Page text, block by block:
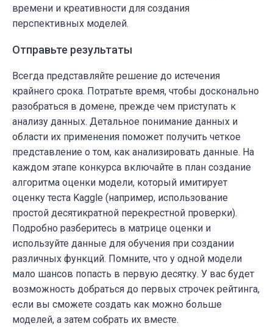
времени и креативности для создания
перспективных моделей.
Отправьте результаты
Всегда представляйте решение до истечения
крайнего срока. Потратьте время, чтобы досконально
разобраться в домене, прежде чем приступать к
анализу данных. Детальное понимание данных и
области их применения поможет получить четкое
представление о том, как анализировать данные. На
каждом этапе конкурса включайте в план создание
алгоритма оценки модели, который имитирует
оценку теста Kaggle (например, использование
простой десятикратной перекрестной проверки).
Подробно разберитесь в матрице оценки и
используйте данные для обучения при создании
различных функций. Помните, что у одной модели
мало шансов попасть в первую десятку. У вас будет
возможность добраться до первых строчек рейтинга,
если вы сможете создать как можно больше
моделей, а затем собрать их вместе.